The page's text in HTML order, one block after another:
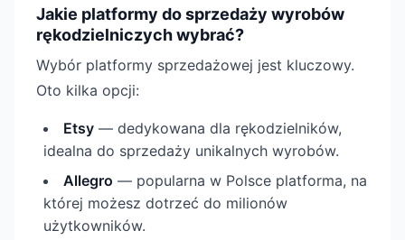
Jakie platformy do sprzedaży wyrobów
rękodzielniczych wybrać?
Wybór platformy sprzedażowej jest kluczowy.
Oto kilka opcji:
Etsy — dedykowana dla rękodzielników,
idealna do sprzedaży unikalnych wyrobów.
Allegro — popularna w Polsce platforma, na
której możesz dotrzeć do milionów
użytkowników.